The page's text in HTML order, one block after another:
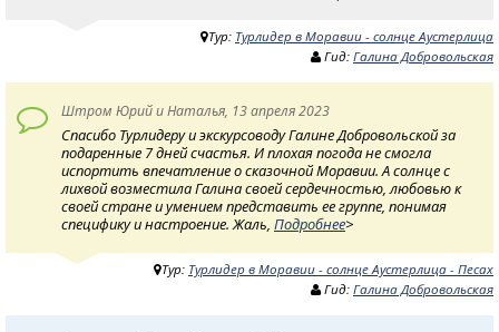
Тур: Турлидер в Моравии - солнце Аустерлица
Гид: Галина Добровольская
Штром Юрий и Наталья, 13 апреля 2023
Спасибо Турлидеру и экскурсоводу Галине Добровольской за
подаренные 7 дней счастья. И плохая погода не смогла
испортить впечатление о сказочной Моравии. А солнце с
лихвой возместила Галина своей сердечностью, любовью к
своей стране и умением представить ее группе, понимая
специфику и настроение. Жаль, Подробнее>
Тур: Турлидер в Моравии - солнце Аустерлица - Песах
Гид: Галина Добровольская